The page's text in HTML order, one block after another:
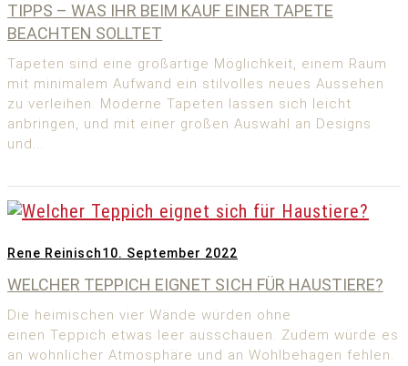
TIPPS – WAS IHR BEIM KAUF EINER TAPETE
BEACHTEN SOLLTET
Tapeten sind eine großartige Möglichkeit, einem Raum
mit minimalem Aufwand ein stilvolles neues Aussehen
zu verleihen. Moderne Tapeten lassen sich leicht
anbringen, und mit einer großen Auswahl an Designs
und...
Rene Reinisch10. September 2022
WELCHER TEPPICH EIGNET SICH FÜR HAUSTIERE?
Die heimischen vier Wände würden ohne
einen Teppich etwas leer ausschauen. Zudem würde es
an wohnlicher Atmosphäre und an Wohlbehagen fehlen.